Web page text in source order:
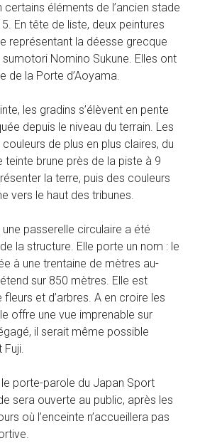
éléments de l’ancien stade
En tête de liste, deux peintures
représentant la déesse grecque
Nomino Sukune. Elles ont
de la Porte d’Aoyama.
les gradins s’élèvent en pente
depuis le niveau du terrain. Les
de plus en plus claires, du
teinte brune près de la piste à 9
la terre, puis des couleurs
vers le haut des tribunes.
passerelle circulaire a été
la structure. Elle porte un nom : le
à une trentaine de mètres au-
sur 850 mètres. Elle est
et d’arbres. A en croire les
offre une vue imprenable sur
il serait même possible
Fuji.
porte-parole du Japan Sport
sera ouverte au public, après les
où l’enceinte n’accueillera pas